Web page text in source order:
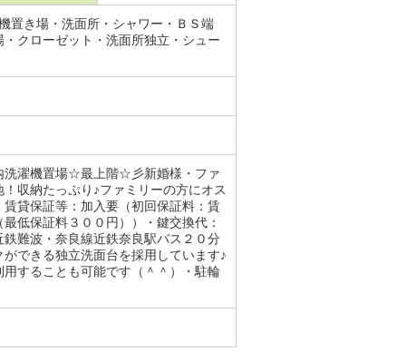
置き場・洗面所・シャワー・ＢＳ端
クローゼット・洗面所独立・シュー
濯機置場☆最上階☆彡新婚様・ファ
収納たっぷり♪ファミリーの方にオス
貸保証等：加入要（初回保証料：賃
低保証料３００円））・鍵交換代：
難波・奈良線近鉄奈良駅バス２０分
できる独立洗面台を採用しています♪
することも可能です（＾＾）・駐輪